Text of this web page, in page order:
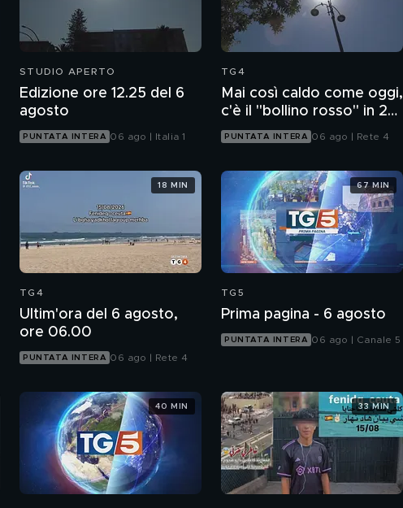
STUDIO APERTO
Edizione ore 12.25 del 6
agosto
PUNTATA INTERA 06 ago | Italia 1
TG4
Mai così caldo come oggi,
c'è il "bollino rosso" in 27
città
PUNTATA INTERA 06 ago | Rete 4
TG4
Ultim'ora del 6 agosto,
ore 06.00
PUNTATA INTERA 06 ago | Rete 4
18 MIN
TG5
Prima pagina - 6 agosto
PUNTATA INTERA 06 ago | Canale 5
67 MIN
40 MIN 33 MIN